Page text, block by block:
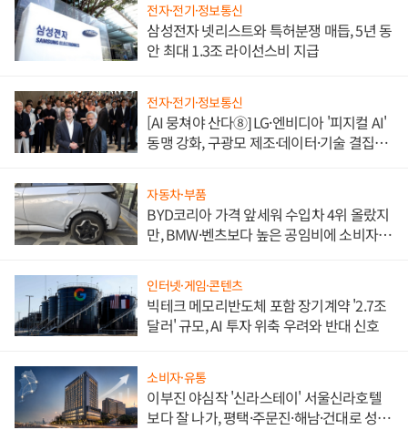
전자·전기·정보통신
삼성전자 넷리스트와 특허분쟁 매듭, 5년 동
안 최대 1.3조 라이선스비 지급
전자·전기·정보통신
[AI 뭉쳐야 산다⑧] LG·엔비디아 '피지컬 AI'
동맹 강화, 구광모 제조·데이터·기술 결집
자동차·부품
BYD코리아 가격 앞세워 수입차 4위 올랐지
만, BMW·벤츠보다 높은 공임비에 소비자
인터넷·게임·콘텐츠
빅테크 메모리반도체 포함 장기계약 '2.7조
달러' 규모, AI 투자 위축 우려와 반대 신호
소비자·유통
이부진 야심작 '신라스테이' 서울신라호텔
보다 잘 나가, 평택·주문진·해남·건대로 성